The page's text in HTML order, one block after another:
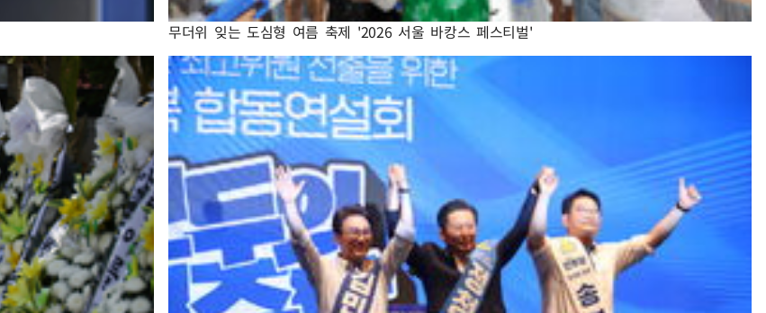
무더위 잊는 도심형 여름 축제 '2026 서울 바캉스 페스티벌'